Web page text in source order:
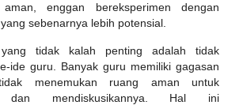
enggan bereksperimen dengan
sebenarnya lebih potensial.
tidak kalah penting adalah tidak
ide guru. Banyak guru memiliki gagasan
menemukan ruang aman untuk
dan mendiskusikannya. Hal ini